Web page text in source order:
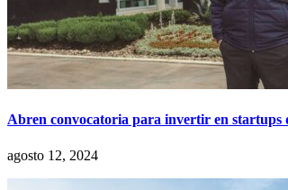
Abren convocatoria para invertir en startups
agosto 12, 2024